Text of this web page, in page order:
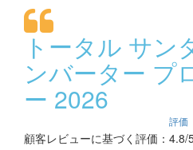
トータル サン
ンバーター プ
ー 2026
評価
顧客レビューに基づく評価：4.8/